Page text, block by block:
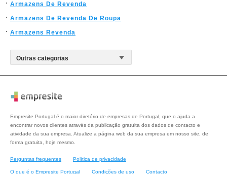
Armazens De Revenda
Armazens De Revenda De Roupa
Armazens Revenda
Empresite Portugal é o maior diretório de empresas de Portugal, que o ajuda a
encontrar novos clientes através da publicação gratuita dos dados de contacto e
atividade da sua empresa. Atualize a página web da sua empresa em nosso site, de
forma gratuita, hoje mesmo.
Perguntas frequentes Política de privacidade
O que é o Empresite Portugal Condições de uso Contacto